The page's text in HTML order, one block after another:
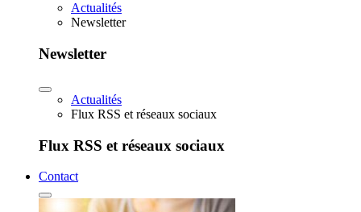
Actualités
Newsletter
Newsletter
Actualités
Flux RSS et réseaux sociaux
Flux RSS et réseaux sociaux
Contact